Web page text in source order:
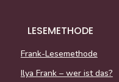
LESEMETHODE
Frank-Lesemethode
Ilya Frank – wer ist das?